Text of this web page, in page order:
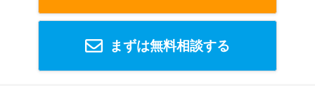
まずは無料相談する